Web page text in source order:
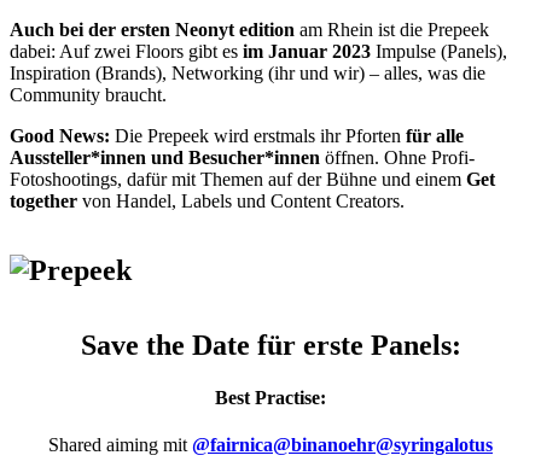
Auch bei der ersten Neonyt edition am Rhein ist die Prepeek
dabei: Auf zwei Floors gibt es im Januar 2023 Impulse (Panels),
Inspiration (Brands), Networking (ihr und wir) – alles, was die
Community braucht.
Good News: Die Prepeek wird erstmals ihr Pforten für alle
Aussteller*innen und Besucher*innen öffnen. Ohne Profi-
Fotoshootings, dafür mit Themen auf der Bühne und einem Get
together von Handel, Labels und Content Creators.
Save the Date für erste Panels:
Best Practise:
Shared aiming mit @fairnica@binanoehr@syringalotus